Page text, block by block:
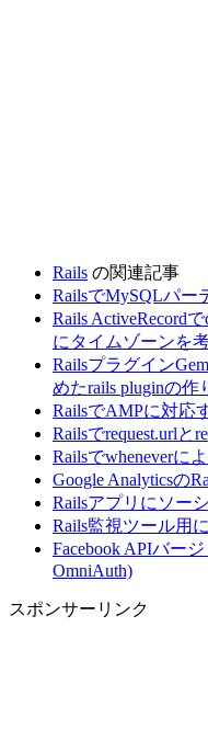
Rails の関連記事
RailsでMySQLパー
Rails ActiveRecord
にタイムゾーンを
Railsプラグイン
めたrails pluginの作
RailsでAMPに対応
Railsでrequest.urlと
Railsでwheneverに
Google Analyticsの
Railsアプリにソー
Rails監視ツール用
Facebook APIバー
OmniAuth)
スポンサーリンク